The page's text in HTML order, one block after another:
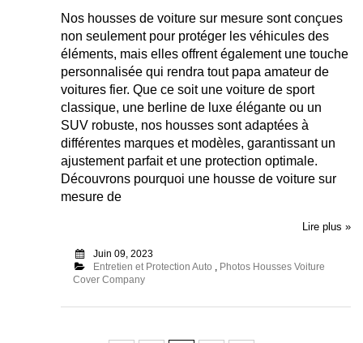
Nos housses de voiture sur mesure sont conçues
non seulement pour protéger les véhicules des
éléments, mais elles offrent également une touche
personnalisée qui rendra tout papa amateur de
voitures fier. Que ce soit une voiture de sport
classique, une berline de luxe élégante ou un
SUV robuste, nos housses sont adaptées à
différentes marques et modèles, garantissant un
ajustement parfait et une protection optimale.
Découvrons pourquoi une housse de voiture sur
mesure de
Lire plus »
Juin 09, 2023
Entretien et Protection Auto
Photos Housses Voiture
Cover Company